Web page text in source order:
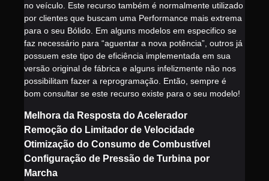
no veículo. Este recurso também é normalmente utilizado
por clientes que buscam uma Performance mais extrema
para o seu Bólido. Em alguns modelos em especifico se
faz necessário para “aguentar a nova potência”, outros já
possuem este tipo de eficiência implementada em sua
versão original de fábrica e alguns infelizmente não nos
possibilitam fazer a reprogramação. Então, sempre é
bom consultar se este recurso existe para o seu modelo!
Melhora da Resposta do Acelerador
Remoção do Limitador de Velocidade
Otimização do Consumo de Combustível
Configuração de Pressão de Turbina por
Marcha